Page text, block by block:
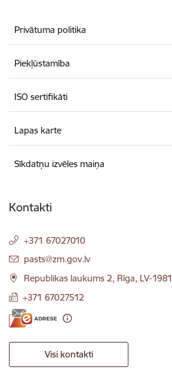
Privātuma politika
Piekļūstamība
ISO sertifikāti
Lapas karte
Sīkdatņu izvēles maiņa
Kontakti
+371 67027010
E-pasts:
pasts@zm.gov.lv
Republikas laukums 2, Rīga, LV-1981
+371 67027512
Visi kontakti